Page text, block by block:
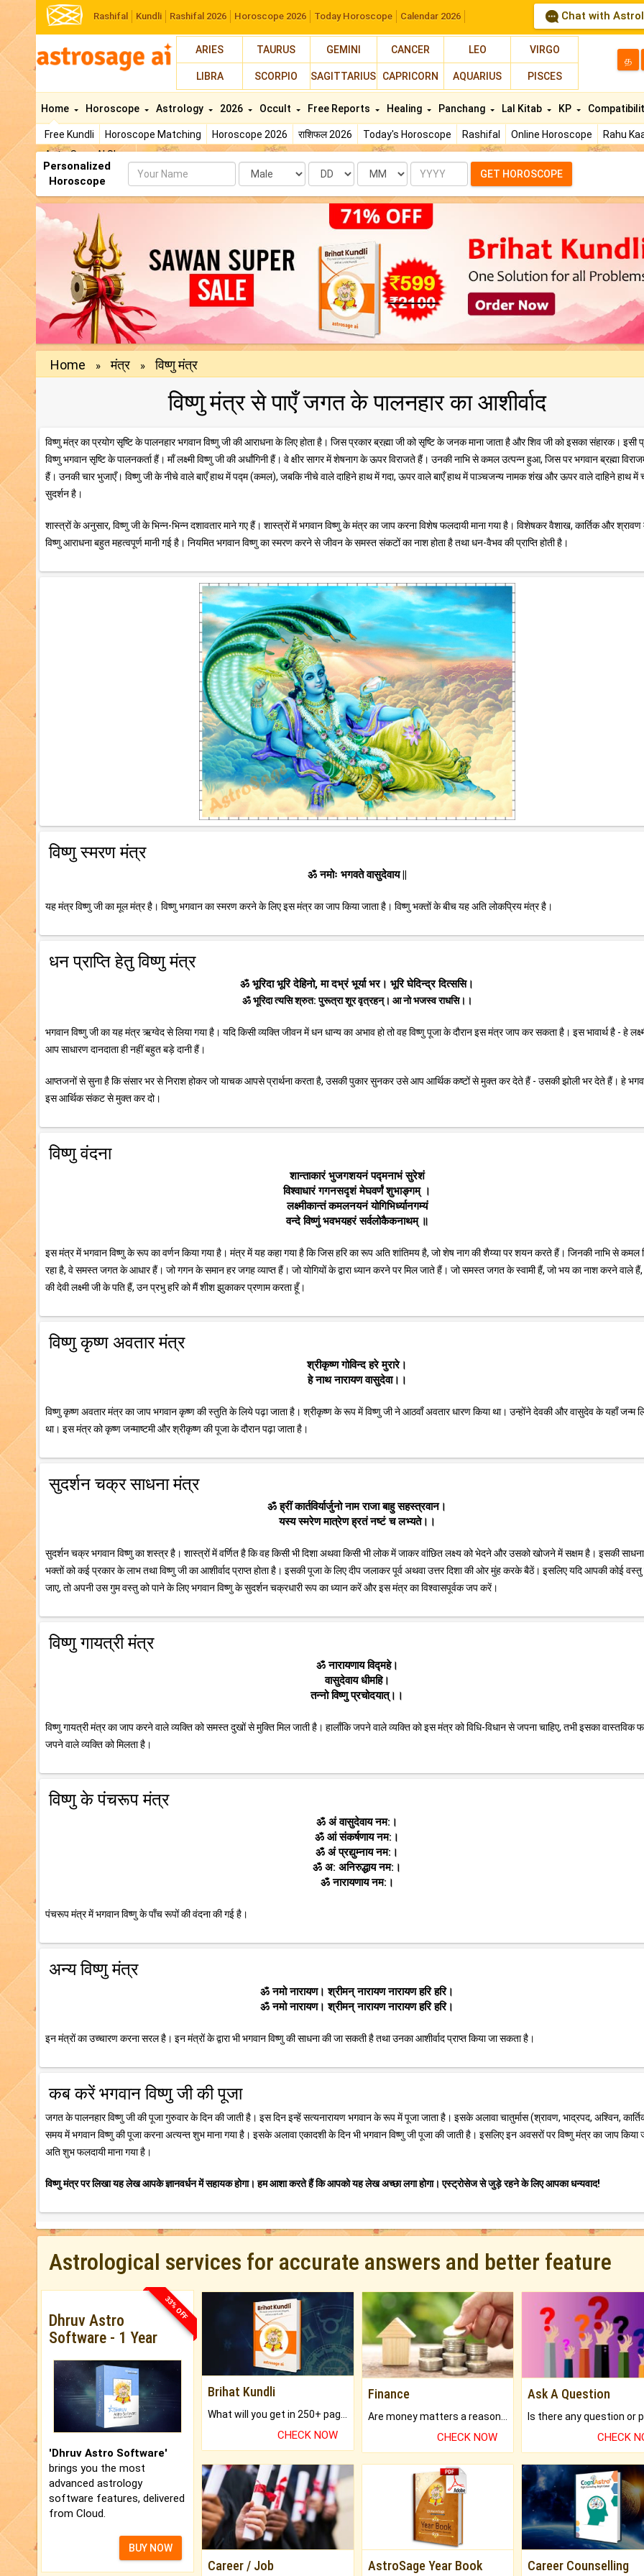
Rashifal Kundli Rashifal 2026 Horoscope 2026 Today Horoscope Calendar 2026 Chat with
ARIES TAURUS GEMINI CANCER LEO VIRGO
LIBRA SCORPIO SAGITTARIUS CAPRICORN AQUARIUS PISCES
த
Home
Free Kundli Horoscope Matching Horoscope 2026 राशिफल 2026 Today's Horoscope Rashifal Online Horoscope
Rahu
AstroSage AI Shop
Horoscope Astrology 2026 Occult Free Reports Healing Panchang Lal Kitab KP
Personalized
Horoscope
Name Date Month Year GET HOROSCOPE
Home » मंत्र » विष्णु मंत्र
विष्णु मंत्र से पाएँ जगत के पालनहार का आशीर्वाद
विष्णु मंत्र का प्रयोग सृष्टि के पालनहार भगवान विष्णु जी की आराधना के लिए होता है। जिस प्रकार ब्रह्मा जी को सृष्टि के जनक माना जाता है और शिव जी को इसका संहारक। इसी
विष्णु भगवान सृष्टि के पालनकर्ता हैं। माँ लक्ष्मी विष्णु जी की अर्धांगिनी हैं। वे क्षीर सागर में शेषनाग के ऊपर विराजते हैं। उनकी नाभि से कमल उत्पन्न हुआ, जिस पर भगवान ब्रह्मा
हैं। उनकी चार भुजाएँ। विष्णु जी के नीचे वाले बाएँ हाथ में पद्म (कमल), जबकि नीचे वाले दाहिने हाथ में गदा, ऊपर वाले बाएँ हाथ में पाञ्चजन्य नामक शंख और ऊपर वाले दाहिने हाथ में
सुदर्शन है।
शास्त्रों के अनुसार, विष्णु जी के भिन्न-भिन्न दशावतार माने गए हैं। शास्त्रों में भगवान विष्णु के मंत्र का जाप करना विशेष फलदायी माना गया है। विशेषकर वैशाख, कार्तिक और श्रावण
विष्णु आराधना बहुत महत्वपूर्ण मानी गई है। नियमित भगवान विष्णु का स्मरण करने से जीवन के समस्त संकटों का नाश होता है तथा धन-वैभव की प्राप्ति होती है।
विष्णु स्मरण मंत्र
ॐ नमोः भगवते वासुदेवाय ||
यह मंत्र विष्णु जी का मूल मंत्र है। विष्णु भगवान का स्मरण करने के लिए इस मंत्र का जाप किया जाता है। विष्णु भक्तों के बीच यह अति लोकप्रिय मंत्र है।
धन प्राप्ति हेतु विष्णु मंत्र
ॐ भूरिदा भूरि देहिनो, मा दभ्रं भूर्या भर। भूरि घेदिन्द्र दित्ससि।
ॐ भूरिदा त्यसि श्रुत: पुरूत्रा शूर वृत्रहन्। आ नो भजस्व राधसि।।
भगवान विष्णु जी का यह मंत्र ऋग्वेद से लिया गया है। यदि किसी व्यक्ति जीवन में धन धान्य का अभाव हो तो वह विष्णु पूजा के दौरान इस मंत्र जाप कर सकता है। इस भावार्थ है - हे
आप साधारण दानदाता ही नहीं बहुत बड़े दानी हैं।
आप्तजनों से सुना है कि संसार भर से निराश होकर जो याचक आपसे प्रार्थना करता है, उसकी पुकार सुनकर उसे आप आर्थिक कष्टों से मुक्त कर देते हैं - उसकी झोली भर देते हैं। हे
इस आर्थिक संकट से मुक्त कर दो।
विष्णु वंदना
शान्ताकारं भुजगशयनं पद्मनाभं सुरेशं
विश्वाधारं गगनसदृशं मेघवर्णं शुभाङ्गम् ।
लक्ष्मीकान्तं कमलनयनं योगिभिर्ध्यानगम्यं
वन्दे विष्णुं भवभयहरं सर्वलोकैकनाथम् ॥
इस मंत्र में भगवान विष्णु के रूप का वर्णन किया गया है। मंत्र में यह कहा गया है कि जिस हरि का रूप अति शांतिमय है, जो शेष नाग की शैय्या पर शयन करते हैं। जिनकी नाभि से कमल
रहा है, वे समस्त जगत के आधार हैं। जो गगन के समान हर जगह व्याप्त हैं। जो योगियों के द्वारा ध्यान करने पर मिल जाते हैं। जो समस्त जगत के स्वामी हैं, जो भय का नाश करने वाले
की देवी लक्ष्मी जी के पति हैं, उन प्रभु हरि को मैं शीश झुकाकर प्रणाम करता हूँ।
विष्णु कृष्ण अवतार मंत्र
श्रीकृष्ण गोविन्द हरे मुरारे।
हे नाथ नारायण वासुदेवा।।
विष्णु कृष्ण अवतार मंत्र का जाप भगवान कृष्ण की स्तुति के लिये पढ़ा जाता है। श्रीकृष्ण के रूप में विष्णु जी ने आठवाँ अवतार धारण किया था। उन्होंने देवकी और वासुदेव के यहाँ जन्म
था। इस मंत्र को कृष्ण जन्माष्टमी और श्रीकृष्ण की पूजा के दौरान पढ़ा जाता है।
सुदर्शन चक्र साधना मंत्र
ॐ ह्रीं कार्तविर्यार्जुनो नाम राजा बाहु सहस्त्रवान।
यस्य स्मरेण मात्रेण ह्रतं नष्टं च लभ्यते।।
सुदर्शन चक्र भगवान विष्णु का शस्त्र है। शास्त्रों में वर्णित है कि वह किसी भी दिशा अथवा किसी भी लोक में जाकर वांछित लक्ष्य को भेदने और उसको खोजने में सक्षम है। इसकी
भक्तों को कई प्रकार के लाभ तथा विष्णु जी का आशीर्वाद प्राप्त होता है। इसकी पूजा के लिए दीप जलाकर पूर्व अथवा उत्तर दिशा की ओर मुंह करके बैठें। इसलिए यदि आपकी कोई वस्तु
जाए, तो अपनी उस गुम वस्तु को पाने के लिए भगवान विष्णु के सुदर्शन चक्रधारी रूप का ध्यान करें और इस मंत्र का विश्वासपूर्वक जप करें।
विष्णु गायत्री मंत्र
ॐ नारायणाय विद्महे।
वासुदेवाय धीमहि।
तन्नो विष्णु प्रचोदयात्।।
विष्णु गायत्री मंत्र का जाप करने वाले व्यक्ति को समस्त दुखों से मुक्ति मिल जाती है। हालाँकि जपने वाले व्यक्ति को इस मंत्र को विधि-विधान से जपना चाहिए, तभी इसका वास्तविक
जपने वाले व्यक्ति को मिलता है।
विष्णु के पंचरूप मंत्र
ॐ अं वासुदेवाय नम:।
ॐ आं संकर्षणाय नम:।
ॐ अं प्रद्युम्नाय नम:।
ॐ अ: अनिरुद्धाय नम:।
ॐ नारायणाय नम:।
पंचरूप मंत्र में भगवान विष्णु के पाँच रूपों की वंदना की गई है।
अन्य विष्णु मंत्र
ॐ नमो नारायण। श्रीमन् नारायण नारायण हरि हरि।
ॐ नमो नारायण। श्रीमन् नारायण नारायण हरि हरि।
इन मंत्रों का उच्चारण करना सरल है। इन मंत्रों के द्वारा भी भगवान विष्णु की साधना की जा सकती है तथा उनका आशीर्वाद प्राप्त किया जा सकता है।
कब करें भगवान विष्णु जी की पूजा
जगत के पालनहार विष्णु जी की पूजा गुरुवार के दिन की जाती है। इस दिन इन्हें सत्यनारायण भगवान के रूप में पूजा जाता है। इसके अलावा चातुर्मास (श्रावण, भाद्रपद, अश्विन,
समय में भगवान विष्णु की पूजा करना अत्यन्त शुभ माना गया है। इसके अलावा एकादशी के दिन भी भगवान विष्णु जी पूजा की जाती है। इसलिए इन अवसरों पर विष्णु मंत्र का जाप किया
अति शुभ फलदायी माना गया है।
विष्णु मंत्र पर लिखा यह लेख आपके ज्ञानवर्धन में सहायक होगा। हम आशा करते हैं कि आपको यह लेख अच्छा लगा होगा। एस्ट्रोसेज से जुड़े रहने के लिए आपका धन्यवाद!
Astrological services for accurate answers and better feature
33% OFF
Dhruv Astro
Software - 1 Year
'Dhruv Astro Software'
brings you the most
advanced astrology
software features, delivered
from Cloud.
BUY NOW
Brihat Kundli
CHECK NOW
Finance
CHECK NOW
Ask A Question
CHECK
Career / Job AstroSage Year Book Career Counselling